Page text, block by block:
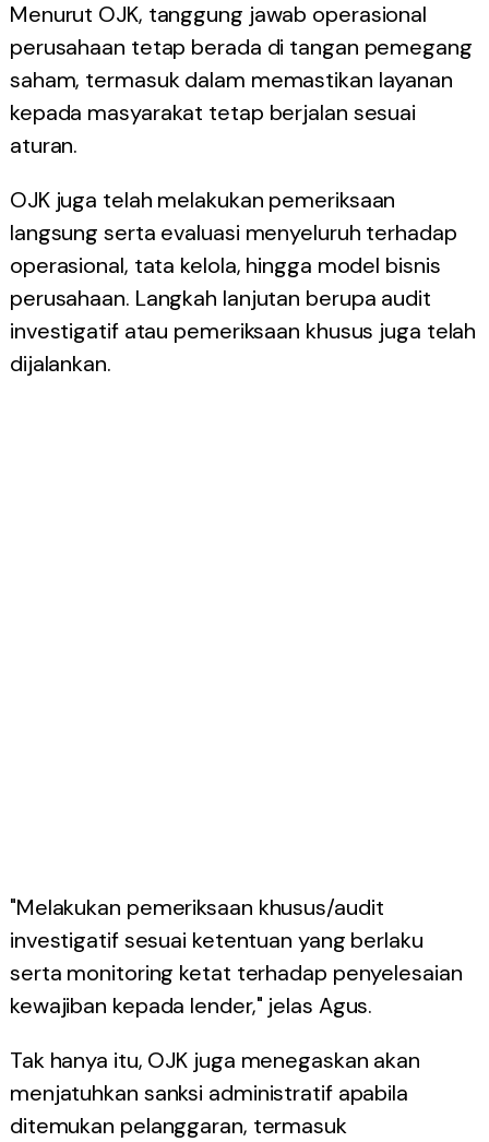
Menurut OJK, tanggung jawab operasional
perusahaan tetap berada di tangan pemegang
saham, termasuk dalam memastikan layanan
kepada masyarakat tetap berjalan sesuai
aturan.
OJK juga telah melakukan pemeriksaan
langsung serta evaluasi menyeluruh terhadap
operasional, tata kelola, hingga model bisnis
perusahaan. Langkah lanjutan berupa audit
investigatif atau pemeriksaan khusus juga telah
dijalankan.
"Melakukan pemeriksaan khusus/audit
investigatif sesuai ketentuan yang berlaku
serta monitoring ketat terhadap penyelesaian
kewajiban kepada lender," jelas Agus.
Tak hanya itu, OJK juga menegaskan akan
menjatuhkan sanksi administratif apabila
ditemukan pelanggaran, termasuk